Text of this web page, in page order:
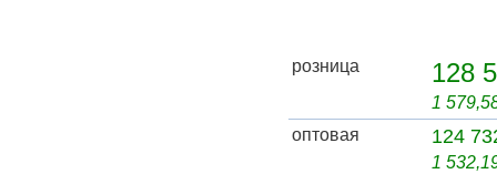
розница 128
1
оптовая
124
1